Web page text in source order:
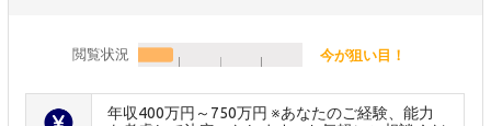
閲覧状況 今が狙い目！
年収400万円～750万円 ※あなたのご経験、能力